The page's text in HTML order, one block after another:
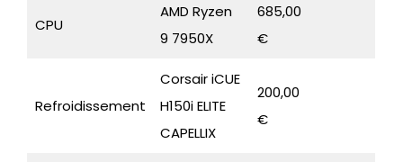
CPU
AMD Ryzen
9 7950X
685,00
€
Refroidissement
Corsair iCUE
H150i ELITE
CAPELLIX
200,00
€